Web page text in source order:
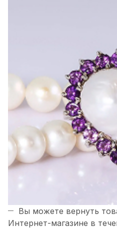
Вы можете вернуть
Интернет-магазине в